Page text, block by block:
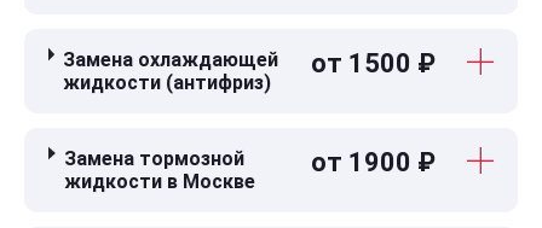
Замена охлаждающей
жидкости (антифриз)
от 1500 ₽
Замена тормозной
жидкости в Москве
от 1900 ₽